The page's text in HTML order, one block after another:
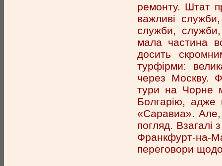
ремонту. Штат
важливі
служби,
мала частина
досить
турфірми:
через Москву.
тури на Чорне
Болгарію, адже
«Саравиа».
погляд. Взагалі
Франкфурт-на-
переговори щодо